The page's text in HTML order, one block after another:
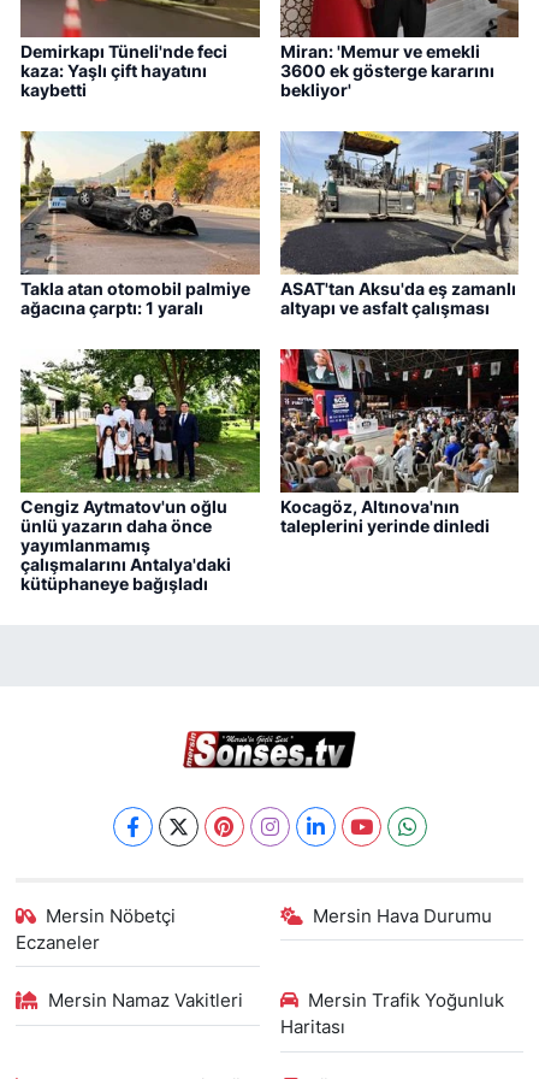
Demirkapı Tüneli'nde feci
kaza: Yaşlı çift hayatını
kaybetti
Miran: 'Memur ve emekli
3600 ek gösterge kararını
bekliyor'
Takla atan otomobil palmiye
ağacına çarptı: 1 yaralı
ASAT'tan Aksu'da eş zamanlı
altyapı ve asfalt çalışması
Cengiz Aytmatov'un oğlu
ünlü yazarın daha önce
yayımlanmamış
çalışmalarını Antalya'daki
kütüphaneye bağışladı
Kocagöz, Altınova'nın
taleplerini yerinde dinledi
Mersin Nöbetçi
Eczaneler
Mersin Hava Durumu
Mersin Namaz Vakitleri
Mersin Trafik Yoğunluk
Haritası